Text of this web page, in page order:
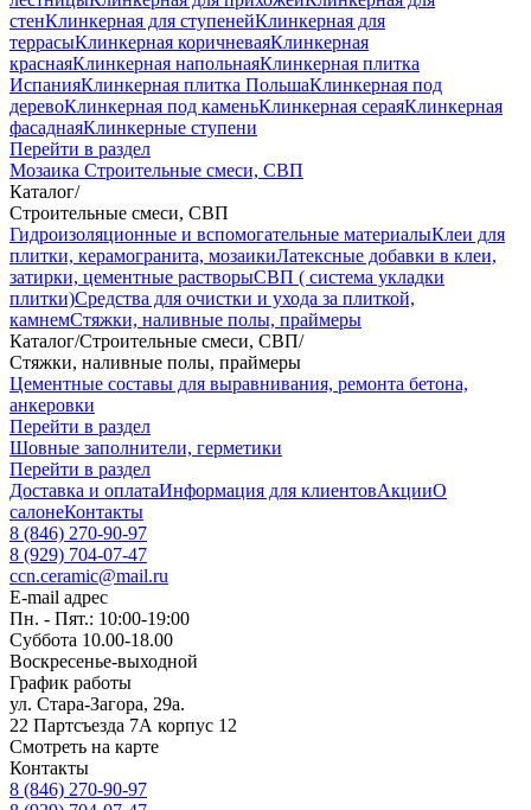
стенКлинкерная для ступенейКлинкерная для
террасыКлинкерная коричневаяКлинкерная
краснаяКлинкерная напольнаяКлинкерная плитка
ИспанияКлинкерная плитка ПольшаКлинкерная под
деревоКлинкерная под каменьКлинкерная сераяКлинкерная
фасаднаяКлинкерные ступени
Перейти в раздел
Мозаика Строительные смеси, СВП
Каталог/
Строительные смеси, СВП
Гидроизоляционные и вспомогательные материалыКлеи для
плитки, керамогранита, мозаикиЛатексные добавки в клеи,
затирки, цементные растворыСВП ( система укладки
плитки)Средства для очистки и ухода за плиткой,
камнемСтяжки, наливные полы, праймеры
Каталог/Строительные смеси, СВП/
Стяжки, наливные полы, праймеры
Цементные составы для выравнивания, ремонта бетона,
анкеровки
Перейти в раздел
Шовные заполнители, герметики
Перейти в раздел
Доставка и оплатаИнформация для клиентовАкцииО
салонеКонтакты
8 (846) 270-90-97
8 (929) 704-07-47
ccn.ceramic@mail.ru
E-mail адрес
Пн. - Пят.: 10:00-19:00
Суббота 10.00-18.00
Воскресенье-выходной
График работы
ул. Стара-Загора, 29а.
22 Партсъезда 7А корпус 12
Смотреть на карте
Контакты
8 (846) 270-90-97